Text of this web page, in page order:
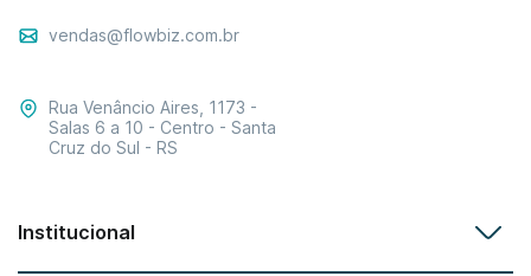
vendas@flowbiz.com.br
Rua Venâncio Aires, 1173 -
Salas 6 a 10 - Centro - Santa
Cruz do Sul - RS
Institucional